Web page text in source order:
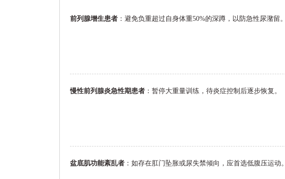
前列腺增生患者 ：避免负重超过自身体重50%的深蹲，以防急性尿潴留。
慢性前列腺炎急性期患者 ：暂停大重量训练，待炎症控制后逐步恢复。
盆底肌功能紊乱者 ：如存在肛门坠胀或尿失禁倾向，应首选低腹压运动。